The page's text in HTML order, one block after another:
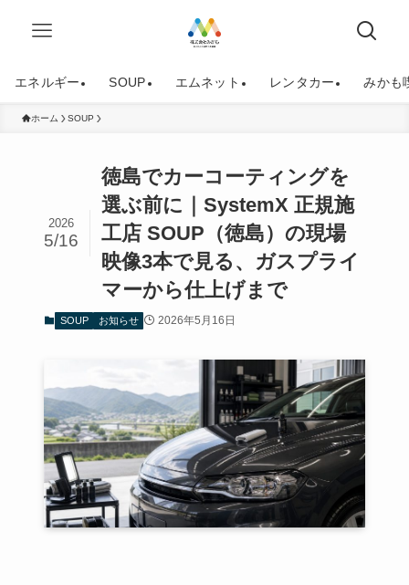
エネルギー SOUP エムネット レンタカー みかも
ホーム SOUP
徳島でカーコーティングを
選ぶ前に｜SystemX 正規施
工店 SOUP（徳島）の現場
映像3本で見る、ガスプライ
マーから仕上げまで
2026
5/16
SOUP お知らせ 2026年5月16日